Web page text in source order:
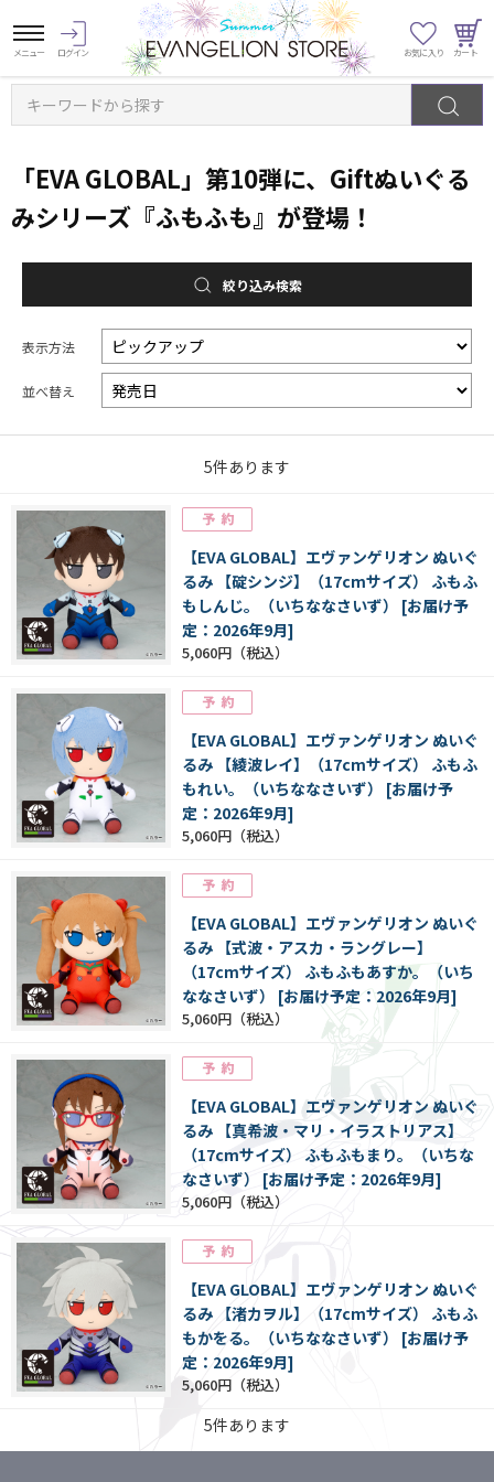
キーワードから探す
「EVA GLOBAL」第10弾に、Giftぬいぐる
みシリーズ『ふもふも』が登場！
絞り込み検索
表示方法
並べ替え
5件あります
【EVA GLOBAL】エヴァンゲリオン ぬいぐ
るみ 【碇シンジ】（17cmサイズ） ふもふ
もしんじ。（いちななさいず） [お届け予
定：2026年9月]
5,060円
【EVA GLOBAL】エヴァンゲリオン ぬいぐ
るみ 【綾波レイ】（17cmサイズ） ふもふ
もれい。（いちななさいず） [お届け予
定：2026年9月]
5,060円
【EVA GLOBAL】エヴァンゲリオン ぬいぐ
るみ 【式波・アスカ・ラングレー】
（17cmサイズ） ふもふもあすか。（いち
ななさいず） [お届け予定：2026年9月]
5,060円
【EVA GLOBAL】エヴァンゲリオン ぬいぐ
るみ 【真希波・マリ・イラストリアス】
（17cmサイズ） ふもふもまり。（いちな
なさいず） [お届け予定：2026年9月]
5,060円
【EVA GLOBAL】エヴァンゲリオン ぬいぐ
るみ 【渚カヲル】（17cmサイズ） ふもふ
もかをる。（いちななさいず） [お届け予
定：2026年9月]
5,060円
5件あります